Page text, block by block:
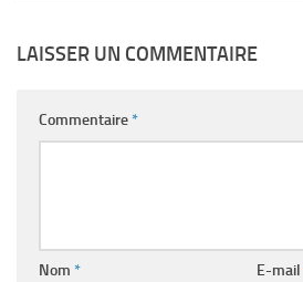
LAISSER UN COMMENTAIRE
Commentaire*
Nom * E-mail